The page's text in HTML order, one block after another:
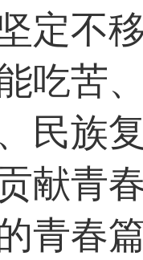
定不
吃苦
民族
献青
青春